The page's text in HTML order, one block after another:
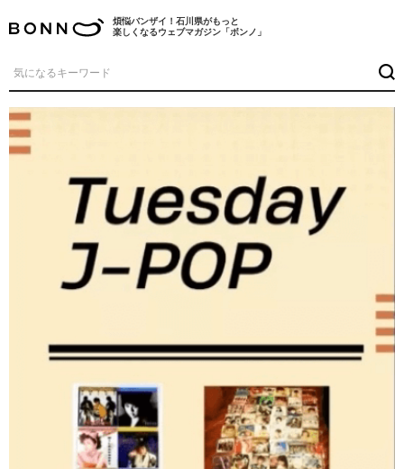
煩悩バンザイ！石川県がもっと
楽しくなるウェブマガジン「ボンノ」